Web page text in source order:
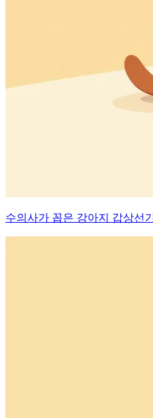
수의사가 꼽은 강아지 갑상선